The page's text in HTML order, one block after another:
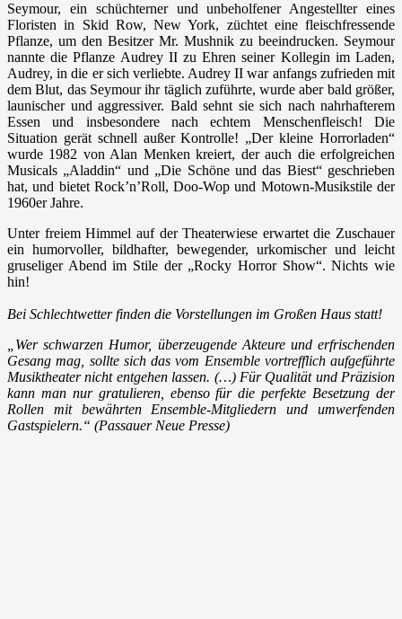
Seymour, ein schüchterner und unbeholfener Angestellter eines
Floristen in Skid Row, New York, züchtet eine fleischfressende
Pflanze, um den Besitzer Mr. Mushnik zu beeindrucken. Seymour
nannte die Pflanze Audrey II zu Ehren seiner Kollegin im Laden,
Audrey, in die er sich verliebte. Audrey II war anfangs zufrieden mit
dem Blut, das Seymour ihr täglich zuführte, wurde aber bald größer,
launischer und aggressiver. Bald sehnt sie sich nach nahrhafterem
Essen und insbesondere nach echtem Menschenfleisch! Die
Situation gerät schnell außer Kontrolle! „Der kleine Horrorladen“
wurde 1982 von Alan Menken kreiert, der auch die erfolgreichen
Musicals „Aladdin“ und „Die Schöne und das Biest“ geschrieben
hat, und bietet Rock’n’Roll, Doo-Wop und Motown-Musikstile der
1960er Jahre.
Unter freiem Himmel auf der Theaterwiese erwartet die Zuschauer
ein humorvoller, bildhafter, bewegender, urkomischer und leicht
gruseliger Abend im Stile der „Rocky Horror Show“. Nichts wie
hin!
Bei Schlechtwetter finden die Vorstellungen im Großen Haus statt!
„Wer schwarzen Humor, überzeugende Akteure und erfrischenden
Gesang mag, sollte sich das vom Ensemble vortrefflich aufgeführte
Musiktheater nicht entgehen lassen. (…) Für Qualität und Präzision
kann man nur gratulieren, ebenso für die perfekte Besetzung der
Rollen mit bewährten Ensemble-Mitgliedern und umwerfenden
Gastspielern.“ (Passauer Neue Presse)